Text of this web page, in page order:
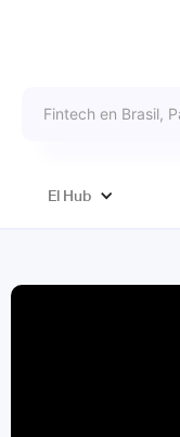
El Hub